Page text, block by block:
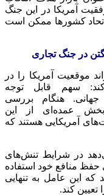
آمریکا در این جنگ
کشورها ممکن است
در جنگ تجاری
موقعیت آمریکا را در
سهم قابل توجه
جهانی. هنگام بررسی
بخش عمده‌ای از این
آمریکایی هستند که
در شرایط تنش‌های
حفظ منافع خود استفاده
که این عامل به تنهایی
تعیین کند.